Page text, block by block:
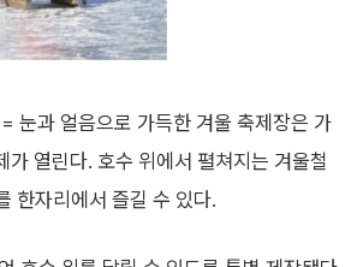
눈과 얼음으로 가득한 겨울 축제장은 가
열린다. 호수 위에서 펼쳐지는 겨울철
한자리에서 즐길 수 있다.